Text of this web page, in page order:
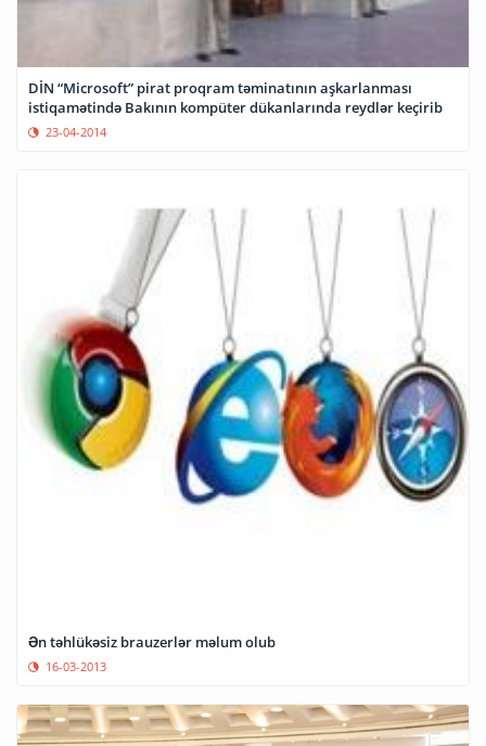
DİN “Microsoft” pirat proqram təminatının aşkarlanması
istiqamətində Bakının kompüter dükanlarında reydlər keçirib
23-04-2014
Ən təhlükəsiz brauzerlər məlum olub
16-03-2013